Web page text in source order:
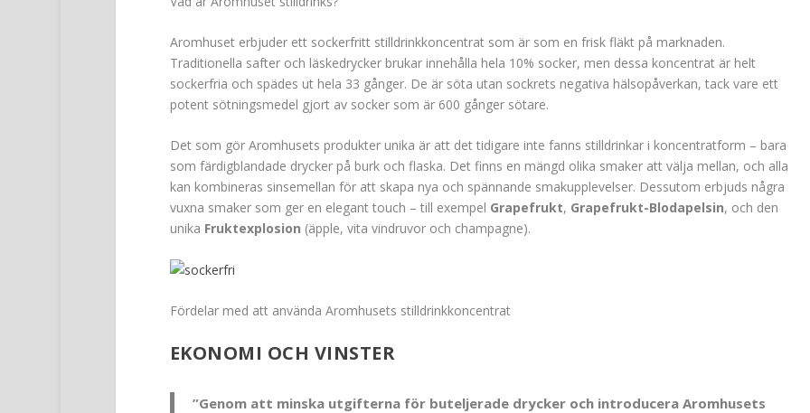
Aromhuset erbjuder ett sockerfritt stilldrinkkoncentrat som är som en frisk fläkt på marknaden.
Traditionella safter och läskedrycker brukar innehålla hela 10% socker, men dessa koncentrat är helt
sockerfria och spädes ut hela 33 gånger. De är söta utan sockrets negativa hälsopåverkan, tack vare ett
potent sötningsmedel gjort av socker som är 600 gånger sötare.
Det som gör Aromhusets produkter unika är att det tidigare inte fanns stilldrinkar i koncentratform – bara
som färdigblandade drycker på burk och flaska. Det finns en mängd olika smaker att välja mellan, och alla
kan kombineras sinsemellan för att skapa nya och spännande smakupplevelser. Dessutom erbjuds några
vuxna smaker som ger en elegant touch – till exempel Grapefrukt, Grapefrukt-Blodapelsin, och den
unika Fruktexplosion (äpple, vita vindruvor och champagne).
Fördelar med att använda Aromhusets stilldrinkkoncentrat
EKONOMI OCH VINSTER
”Genom att minska utgifterna för buteljerade drycker och introducera Aromhusets